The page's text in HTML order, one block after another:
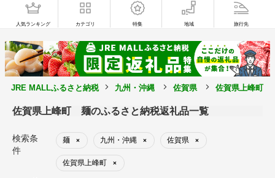
人気ランキング カテゴリ 特集 地域 旅行先
JRE MALLふるさと納税 九州・沖縄 佐賀県 佐賀県上峰町
佐賀県上峰町 麺のふるさと納税返礼品一覧
検索条
件
麺 × 九州・沖縄 × 佐賀県 ×
佐賀県上峰町 ×